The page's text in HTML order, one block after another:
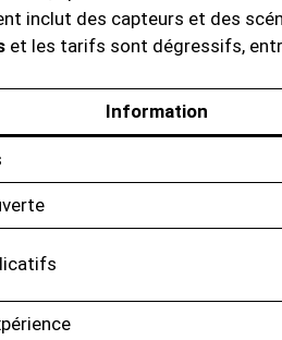
inclut des capteurs et des
et les tarifs sont dégressifs,
Information